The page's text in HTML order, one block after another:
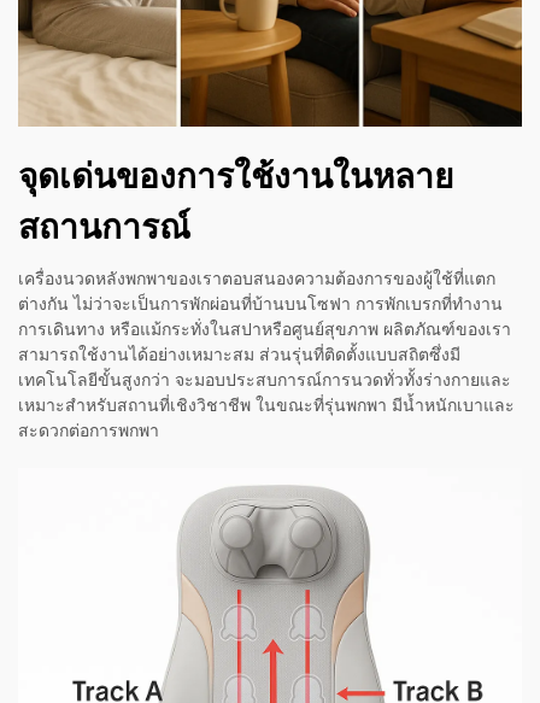
จุดเด่นของการใช้งานในหลาย
สถานการณ์
เครื่องนวดหลังพกพาของเราตอบสนองความต้องการของผู้ใช้ที่แตก
ต่างกัน ไม่ว่าจะเป็นการพักผ่อนที่บ้านบนโซฟา การพักเบรกที่ทำงาน
การเดินทาง หรือแม้กระทั่งในสปาหรือศูนย์สุขภาพ ผลิตภัณฑ์ของเรา
สามารถใช้งานได้อย่างเหมาะสม ส่วนรุ่นที่ติดตั้งแบบสถิตซึ่งมี
เทคโนโลยีขั้นสูงกว่า จะมอบประสบการณ์การนวดทั่วทั้งร่างกายและ
เหมาะสำหรับสถานที่เชิงวิชาชีพ ในขณะที่รุ่นพกพา มีน้ำหนักเบาและ
สะดวกต่อการพกพา